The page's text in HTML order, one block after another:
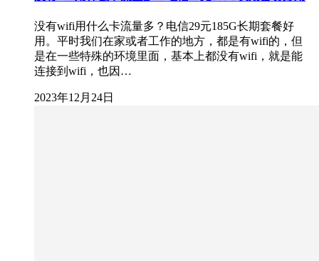
没有wifi用什么卡流量多？电信29元185G长期套餐好
用。平时我们在家或者工作的地方，都是有wifi的，但
是在一些特殊的环境里面，基本上都没有wifi，就是能
连接到wifi，也因…
2023年12月24日